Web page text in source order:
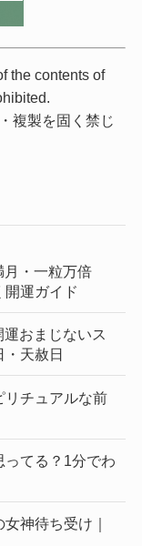
the contents of
複製を固く禁じ
月・一粒万倍
開運ガイド
運おまじないス
天赦日
リチュアルな前
てる？1分でわ
神待ち受け｜